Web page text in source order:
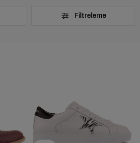
Filtreleme